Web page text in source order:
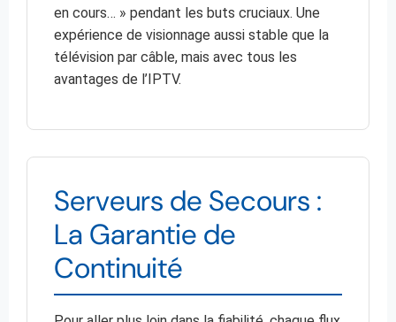
en cours… » pendant les buts cruciaux. Une
expérience de visionnage aussi stable que la
télévision par câble, mais avec tous les
avantages de l’IPTV.
Serveurs de Secours :
La Garantie de
Continuité